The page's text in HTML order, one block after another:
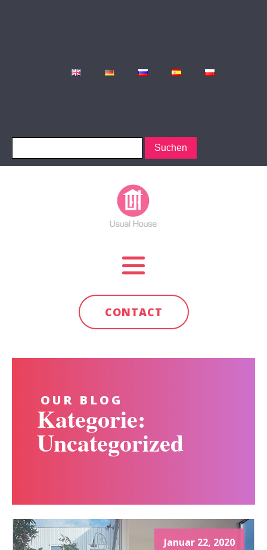
CONTACT
OUR BLOG
Kategorie:
Uncategorized
Januar 22, 2020